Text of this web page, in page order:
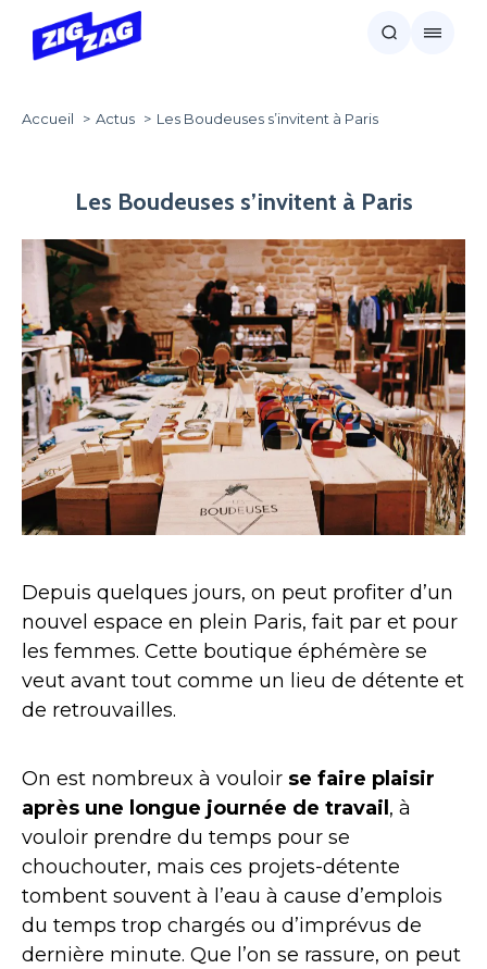
Accueil Actus Les Boudeuses s’invitent à Paris
Les Boudeuses s’invitent à Paris
Depuis quelques jours, on peut profiter d’un
nouvel espace en plein Paris, fait par et pour
les femmes. Cette boutique éphémère se
veut avant tout comme un lieu de détente et
de retrouvailles.
On est nombreux à vouloir se faire plaisir
après une longue journée de travail , à
vouloir prendre du temps pour se
chouchouter, mais ces projets-détente
tombent souvent à l’eau à cause d’emplois
du temps trop chargés ou d’imprévus de
dernière minute. Que l’on se rassure, on peut